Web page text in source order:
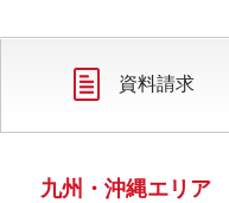
資料請求
九州・沖縄エリア